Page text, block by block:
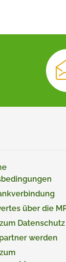
über die
Datenschutz
werden